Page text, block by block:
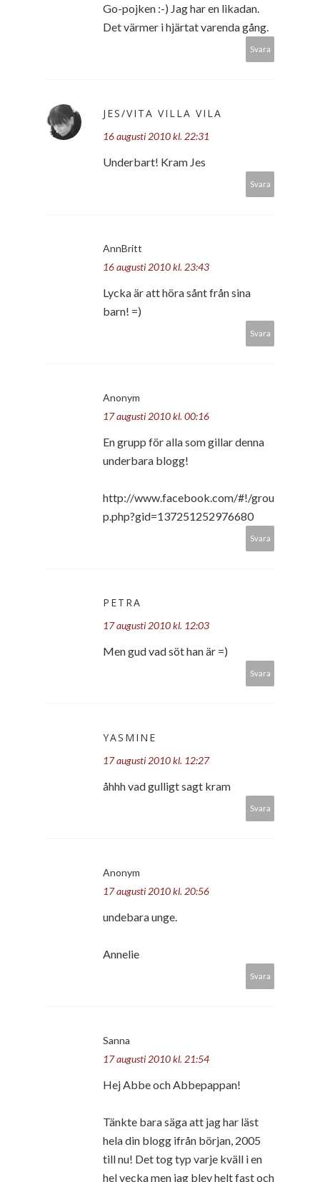
Go-pojken :-) Jag har en likadan.
Det värmer i hjärtat varenda gång.
Svara
JES/VITA VILLA VILA
16 augusti 2010 kl. 22:31
Underbart! Kram Jes
Svara
AnnBritt
16 augusti 2010 kl. 23:43
Lycka är att höra sånt från sina
barn! =)
Svara
Anonym
17 augusti 2010 kl. 00:16
En grupp för alla som gillar denna
underbara blogg!
http://www.facebook.com/#!/grou
p.php?gid=137251252976680
Svara
PETRA
17 augusti 2010 kl. 12:03
Men gud vad söt han är =)
Svara
YASMINE
17 augusti 2010 kl. 12:27
åhhh vad gulligt sagt kram
Svara
Anonym
17 augusti 2010 kl. 20:56
undebara unge.
Annelie
Svara
Sanna
17 augusti 2010 kl. 21:54
Hej Abbe och Abbepappan!
Tänkte bara säga att jag har läst
hela din blogg ifrån början, 2005
till nu! Det tog typ varje kväll i en
hel vecka men jag blev helt fast och